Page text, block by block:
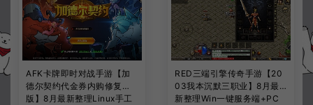
AFK卡牌即时对战手游【加
德尔契约代金券内购修复
版】8月最新整理Linux手工
RED三端引擎传奇手游【20
03我本沉默三职业】8月最
新整理Win一键服务端+PC